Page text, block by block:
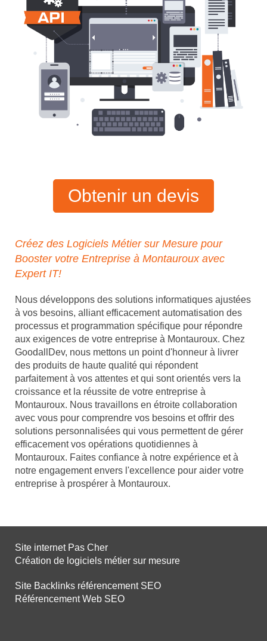
Obtenir un devis
Créez des Logiciels Métier sur Mesure pour
Booster votre Entreprise à Montauroux avec
Expert IT!
Nous développons des solutions informatiques ajustées
à vos besoins, alliant efficacement automatisation des
processus et programmation spécifique pour répondre
aux exigences de votre entreprise à Montauroux. Chez
GoodallDev, nous mettons un point d'honneur à livrer
des produits de haute qualité qui répondent
parfaitement à vos attentes et qui sont orientés vers la
croissance et la réussite de votre entreprise à
Montauroux. Nous travaillons en étroite collaboration
avec vous pour comprendre vos besoins et offrir des
solutions personnalisées qui vous permettent de gérer
efficacement vos opérations quotidiennes à
Montauroux. Faites confiance à notre expérience et à
notre engagement envers l'excellence pour aider votre
entreprise à prospérer à Montauroux.
Site internet Pas Cher
Création de logiciels métier sur mesure
Site Backlinks référencement SEO
Référencement Web SEO